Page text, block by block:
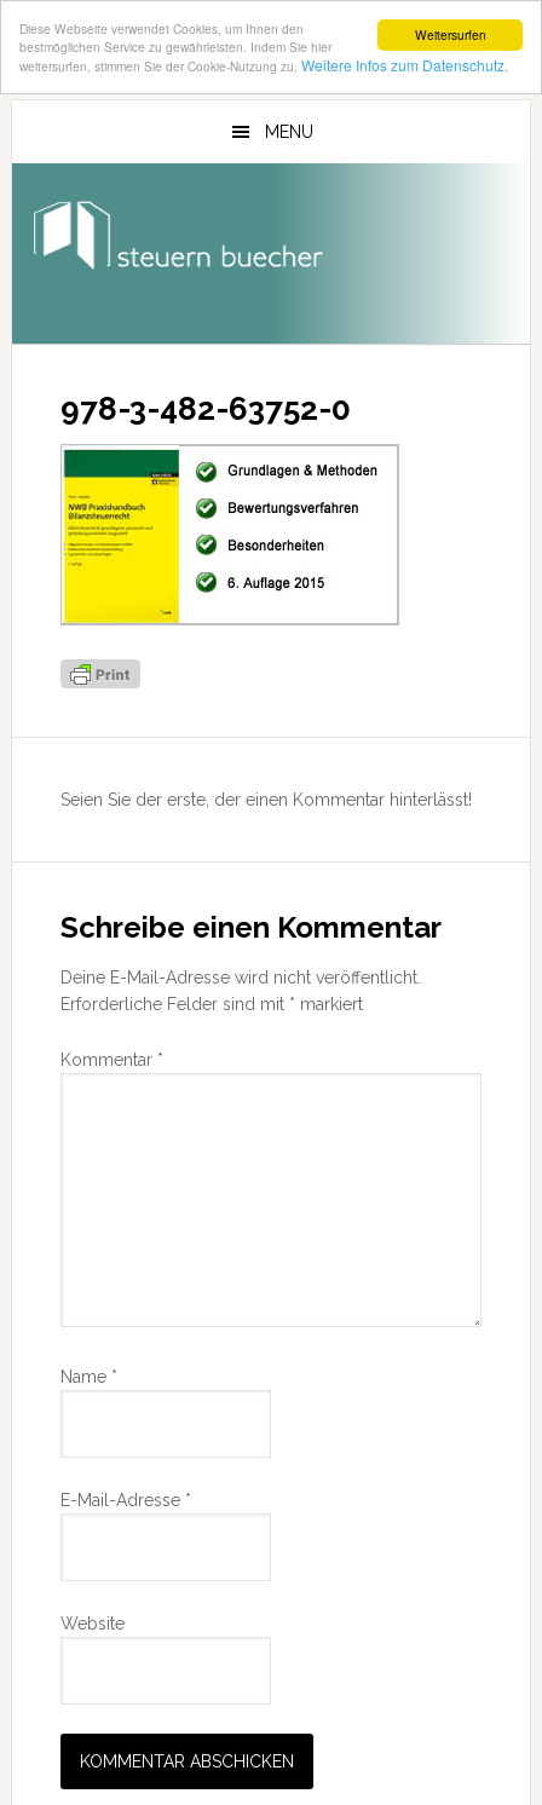
Weitersurfen
Diese Webseite verwendet Cookies, um Ihnen den
bestmöglichen Service zu gewährleisten. Indem Sie hier
weitersurfen, stimmen Sie der Cookie-Nutzung zu. Weitere Infos zum Datenschutz.
Zum
Zur
MENU
978-3-482-63752-0
Interaktionen
Seien Sie der erste, der einen Kommentar hinterlässt!
Schreibe einen Kommentar
Deine E-Mail-Adresse wird nicht veröffentlicht.
Erforderliche Felder sind mit * markiert
Kommentar *
Name *
E-Mail-Adresse *
Website